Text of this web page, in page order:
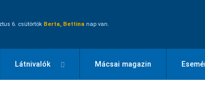
6. csütörtök Berta, Bettina nap van.
Látnivalók Mácsai magazin